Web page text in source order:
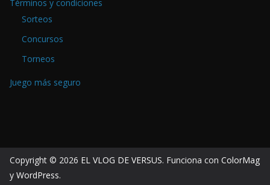
Términos y condiciones
Sorteos
Concursos
Torneos
Juego más seguro
Copyright © 2026 EL VLOG DE VERSUS. Funciona con ColorMag
y WordPress.